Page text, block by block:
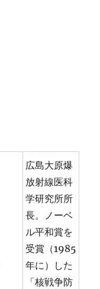
広島大原爆
放射線医科
学研究所所
長。ノーベ
ル平和賞を
受賞（1985
年に）した
「核戦争防